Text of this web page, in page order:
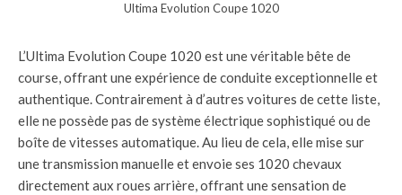
Ultima Evolution Coupe 1020
L’Ultima Evolution Coupe 1020 est une véritable bête de
course, offrant une expérience de conduite exceptionnelle et
authentique. Contrairement à d’autres voitures de cette liste,
elle ne possède pas de système électrique sophistiqué ou de
boîte de vitesses automatique. Au lieu de cela, elle mise sur
une transmission manuelle et envoie ses 1020 chevaux
directement aux roues arrière, offrant une sensation de